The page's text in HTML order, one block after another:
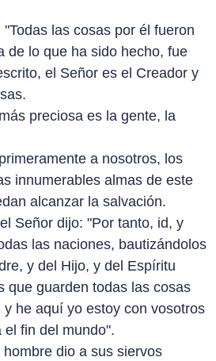
las cosas por él fueron
de lo que ha sido hecho, fue
el Señor es el Creador y
preciosa es la gente, la
a nosotros, los
innumerables almas de este
alcanzar la salvación.
Señor dijo: "Por tanto, id, y
las naciones, bautizándolos
y del Hijo, y del Espíritu
que guarden todas las cosas
he aquí yo estoy con vosotros
fin del mundo".
dio a sus siervos